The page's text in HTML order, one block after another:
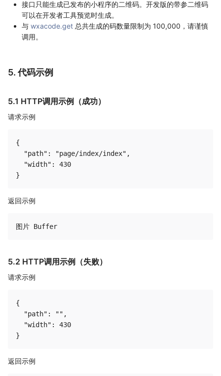
接口只能生成已发布的小程序的二维码。开发版的带参二维码
可以在开发者工具预览时生成。
与 wxacode.get 总共生成的码数量限制为 100,000，请谨慎
调用。
5. 代码示例
5.1 HTTP调用示例（成功）
请求示例
{
  "path": "page/index/index",
  "width": 430
返回示例
5.2 HTTP调用示例（失败）
请求示例
{
  "path": "",
  "width": 430
返回示例